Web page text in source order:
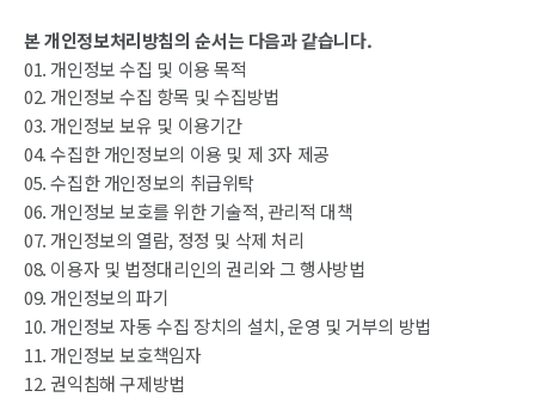
본 개인정보처리방침의 순서는 다음과 같습니다.
01. 개인정보 수집 및 이용 목적
02. 개인정보 수집 항목 및 수집방법
03. 개인정보 보유 및 이용기간
04. 수집한 개인정보의 이용 및 제 3자 제공
05. 수집한 개인정보의 취급위탁
06. 개인정보 보호를 위한 기술적, 관리적 대책
07. 개인정보의 열람, 정정 및 삭제 처리
08. 이용자 및 법정대리인의 권리와 그 행사방법
09. 개인정보의 파기
10. 개인정보 자동 수집 장치의 설치, 운영 및 거부의 방법
11. 개인정보 보호책임자
12. 권익침해 구제방법